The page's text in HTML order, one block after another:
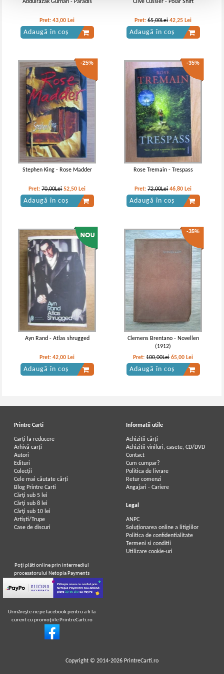
Abdulrazak Gurnah - Paradis
Pret:43,00 Lei
Adaugă în coș
Clive Cussler - Polar Shift
Pret:65,00Lei 42,25 Lei
Adaugă în coș
-25%
Stephen King - Rose Madder
Pret:70,00Lei 52,50 Lei
Adaugă în coș
-35%
Rose Tremain - Trespass
Pret:72,00Lei 46,80 Lei
Adaugă în coș
Ayn Rand - Atlas shrugged
Pret:42,00 Lei
Adaugă în coș
-35%
Clemens Brentano - Novellen
(1912)
Pret:100,00Lei 65,00 Lei
Adaugă în coș
Printre Carti
Carți la reducere
Arhivă carți
Autori
Edituri
Colecții
Cele mai căutate cărți
Blog Printre Carti
Cărţi sub 5 lei
Cărţi sub 8 lei
Cărţi sub 10 lei
Artiști/Trupe
Case de discuri
Informatii utile
Achizitii cărți
Achizitii viniluri, casete, CD/DVD
Contact
Cum cumpar?
Politica de livrare
Retur comenzi
Angajari - Cariere
Legal
ANPC
Soluționarea online a litigiilor
Politica de confidentialitate
Termeni si conditii
Utilizare cookie-uri
Poţi plăti online prin intermediul
procesatorului Netopia Payments
Urmăreşte-ne pe facebook pentru a fi la
curent cu promoţiile PrintreCarti.ro
Copyright © 2014-2026 PrintreCarti.ro